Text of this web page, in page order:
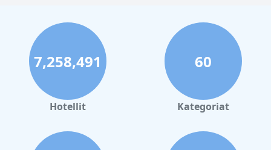
7,258,491
Hotellit
60
Kategoriat